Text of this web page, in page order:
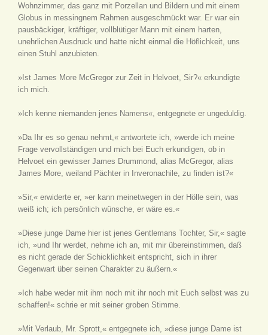
Wohnzimmer, das ganz mit Porzellan und Bildern und mit einem
Globus in messingnem Rahmen ausgeschmückt war. Er war ein
pausbäckiger, kräftiger, vollblütiger Mann mit einem harten,
unehrlichen Ausdruck und hatte nicht einmal die Höflichkeit, uns
einen Stuhl anzubieten.
»Ist James More McGregor zur Zeit in Helvoet, Sir?« erkundigte
ich mich.
»Ich kenne niemanden jenes Namens«, entgegnete er ungeduldig.
»Da Ihr es so genau nehmt,« antwortete ich, »werde ich meine
Frage vervollständigen und mich bei Euch erkundigen, ob in
Helvoet ein gewisser James Drummond, alias McGregor, alias
James More, weiland Pächter in Inveronachile, zu finden ist?«
»Sir,« erwiderte er, »er kann meinetwegen in der Hölle sein, was
weiß ich; ich persönlich wünsche, er wäre es.«
»Diese junge Dame hier ist jenes Gentlemans Tochter, Sir,« sagte
ich, »und Ihr werdet, nehme ich an, mit mir übereinstimmen, daß
es nicht gerade der Schicklichkeit entspricht, sich in ihrer
Gegenwart über seinen Charakter zu äußern.«
»Ich habe weder mit ihm noch mit ihr noch mit Euch selbst was zu
schaffen!« schrie er mit seiner groben Stimme.
»Mit Verlaub, Mr. Sprott,« entgegnete ich, »diese junge Dame ist